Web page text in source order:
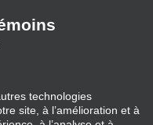
technologies
site, à l’amélioration et à